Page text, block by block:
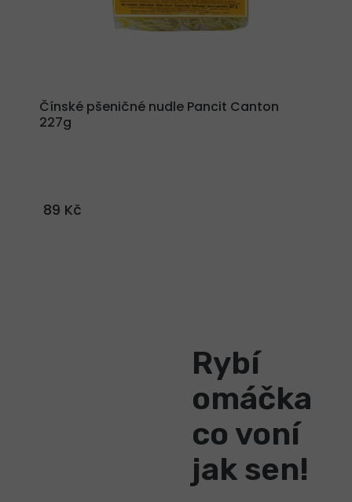
Čínské pšeničné nudle Pancit Canton
227g
89 Kč
Rybí
omáčka
co voní
jak sen!